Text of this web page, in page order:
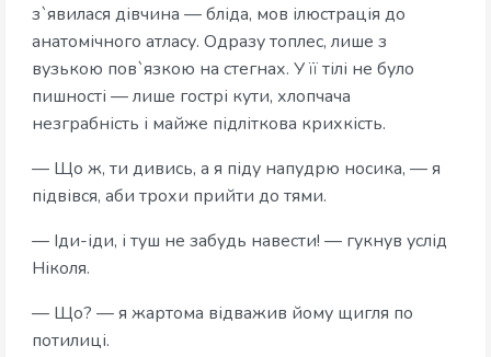
з`явилася дівчина — бліда, мов ілюстрація до
анатомічного атласу. Одразу топлес, лише з
вузькою пов`язкою на стегнах. У її тілі не було
пишності — лише гострі кути, хлопчача
незграбність і майже підліткова крихкість.
— Що ж, ти дивись, а я піду напудрю носика, — я
підвівся, аби трохи прийти до тями.
— Іди-іди, і туш не забудь навести! — гукнув услід
Ніколя.
— Що? — я жартома відважив йому щигля по
потилиці.